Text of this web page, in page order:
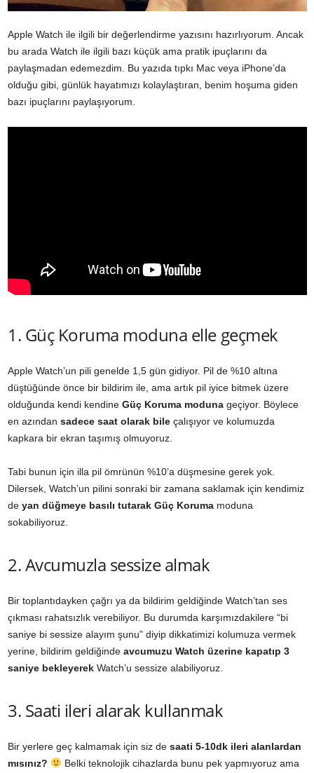
Apple Watch ile ilgili bir değerlendirme yazısını hazırlıyorum. Ancak
bu arada Watch ile ilgili bazı küçük ama pratik ipuçlarını da
paylaşmadan edemezdim. Bu yazıda tıpkı Mac veya iPhone’da
olduğu gibi, günlük hayatımızı kolaylaştıran, benim hoşuma giden
bazı ipuçlarını paylaşıyorum.
1. Güç Koruma moduna elle geçmek
Apple Watch’un pili genelde 1,5 gün gidiyor. Pil de %10 altına
düştüğünde önce bir bildirim ile, ama artık pil iyice bitmek üzere
olduğunda kendi kendine Güç Koruma moduna geçiyor. Böylece
en azından sadece saat olarak bile çalışıyor ve kolumuzda
kapkara bir ekran taşımış olmuyoruz.
Tabi bunun için illa pil ömrünün %10’a düşmesine gerek yok.
Dilersek, Watch’un pilini sonraki bir zamana saklamak için kendimiz
de yan düğmeye basılı tutarak Güç Koruma moduna
sokabiliyoruz.
2. Avcumuzla sessize almak
Bir toplantıdayken çağrı ya da bildirim geldiğinde Watch’tan ses
çıkması rahatsızlık verebiliyor. Bu durumda karşımızdakilere “bi
saniye bi sessize alayım şunu” diyip dikkatimizi kolumuza vermek
yerine, bildirim geldiğinde avcumuzu Watch üzerine kapatıp 3
saniye bekleyerek Watch’u sessize alabiliyoruz.
3. Saati ileri alarak kullanmak
Bir yerlere geç kalmamak için siz de saati 5-10dk ileri alanlardan
mısınız?
Belki teknolojik cihazlarda bunu pek yapmıyoruz ama